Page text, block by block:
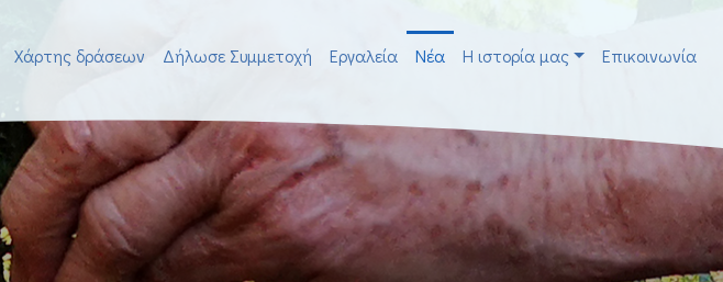
Χάρτης δράσεων Δήλωσε Συμμετοχή Εργαλεία Νέα H ιστορία μας Επικοινωνία